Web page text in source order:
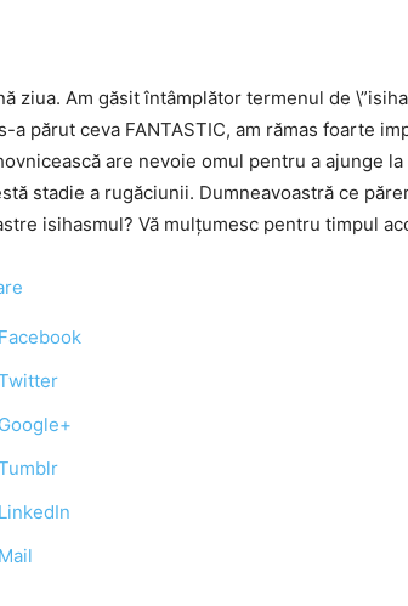
ziua. Am găsit întâmplător termenul de
a părut ceva FANTASTIC, am rămas foarte
are nevoie omul pentru a ajunge
stadie a rugăciunii. Dumneavoastră ce
isihasmul? Vă mulțumesc pentru timpul
Facebook
Google+
LinkedIn
Mail